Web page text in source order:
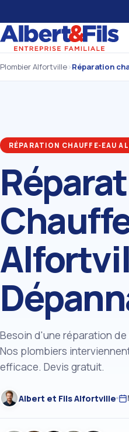
Plombier Alfortville›Réparation
RÉPARATION CHAUFFE‑EAU
Besoin d'une réparation
Nos plombiers
efficace. Devis gratuit.
Albert et Fils Alfortville